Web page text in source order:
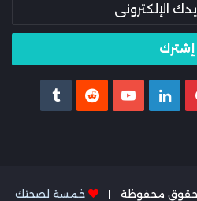
بينتيريست
لينكدإنيوتيوب ‏Tumblr
خمسة لصحتك